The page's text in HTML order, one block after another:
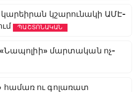
կարեիրան կշարունակի ԱՄԷ-
ՊԱՇՏՈՆԱԿԱՆ
«Նապոլիի» մարտական ոչ-
համառ ու գոլառատ